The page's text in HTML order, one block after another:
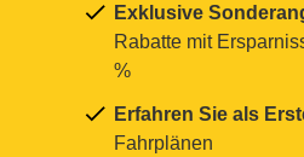
Exklusive
Rabatte mit
%
Erfahren Sie als
Fahrplänen